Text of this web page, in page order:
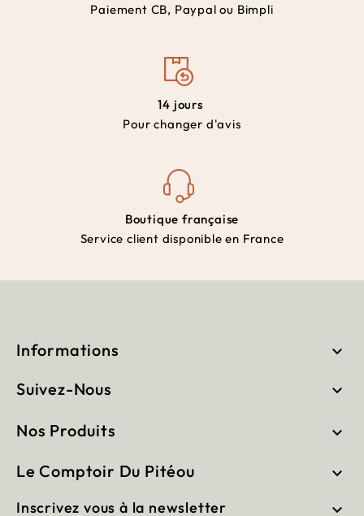
Paiement CB, Paypal ou Bimpli
14 jours
Pour changer d'avis
Boutique française
Service client disponible en France
Informations 
Suivez-Nous 
Nos Produits 
Le Comptoir Du Pitéou 
Inscrivez vous à la newsletter 